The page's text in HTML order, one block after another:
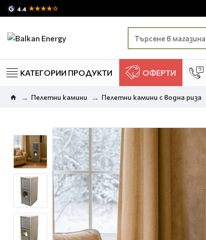
4.4 ★★★★☆
КАТЕГОРИИ ПРОДУКТИ ОФЕРТИ
Пелетни камини Пелетни камини с водна риза